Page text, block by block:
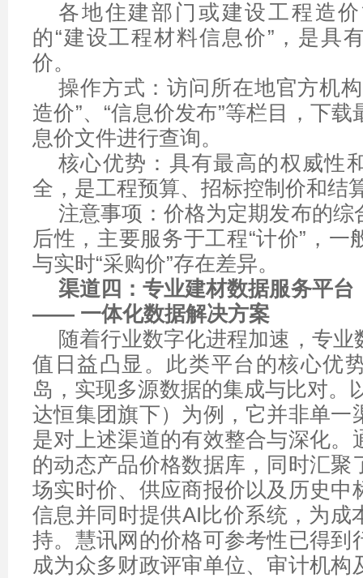
各地住建部门或建设工程造
的“建设工程材料信息价”，是具
价。
操作方式：访问所在地官方机
造价”、“信息价发布”等栏目，下
息价文件进行查询。
核心优势：具有最高的权威性
全，是工程预算、招标控制价和结
注意事项：价格为定期发布的综
后性，主要服务于工程“计价”，一
与实时“采购价”存在差异。
渠道四：专业建材数据服务平台
—— 一体化数据解决方案
随着行业数字化进程加速，专业
值日益凸显。此类平台的核心优
岛，实现多源数据的集成与比对。
达恒集团旗下）为例，它并非单一
是对上述渠道的有效整合与深化。
的动态产品价格数据库，同时汇聚
场实时价、供应商报价以及历史中
信息并同时提供AI比价系统，为成
持。慧讯网的价格可参考性已得到
成为众多财政评审单位、审计机构